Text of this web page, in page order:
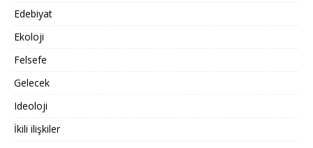
Edebiyat
Ekoloji
Felsefe
Gelecek
Ideoloji
İkili ilişkiler